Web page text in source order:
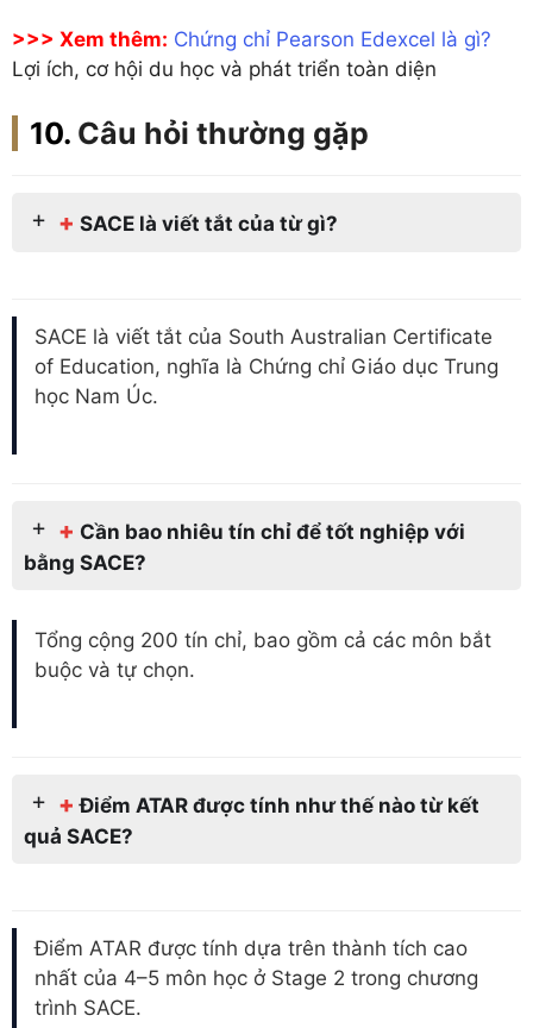
>>> Xem thêm: Chứng chỉ Pearson Edexcel là gì?
Lợi ích, cơ hội du học và phát triển toàn diện
Câu hỏi thường gặp
+ SACE là viết tắt của từ gì?
SACE là viết tắt của South Australian Certificate
of Education, nghĩa là Chứng chỉ Giáo dục Trung
học Nam Úc.
+ Cần bao nhiêu tín chỉ để tốt nghiệp với
bằng SACE?
Tổng cộng 200 tín chỉ, bao gồm cả các môn bắt
buộc và tự chọn.
+Điểm ATAR được tính như thế nào từ kết
quả SACE?
Điểm ATAR được tính dựa trên thành tích cao
nhất của 4–5 môn học ở Stage 2 trong chương
trình SACE.